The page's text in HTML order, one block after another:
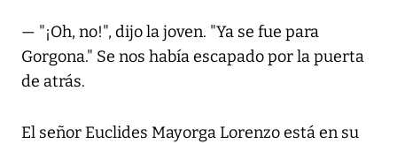
— "¡Oh, no!", dijo la joven. "Ya se fue para
Gorgona." Se nos había escapado por la puerta
de atrás.
El señor Euclides Mayorga Lorenzo está en su